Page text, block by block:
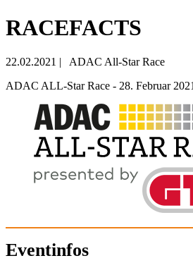
RACEFACTS
22.02.2021 |
ADAC All-Star Race
ADAC ALL-Star Race - 28. Februar 2021
Eventinfos